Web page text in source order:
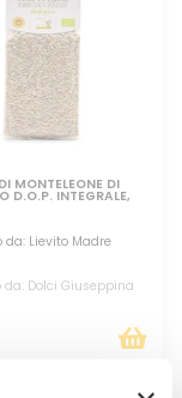
MONTELEONE DI
D.O.P. INTEGRALE,
da: Lievito Madre
da: Dolci Giuseppina